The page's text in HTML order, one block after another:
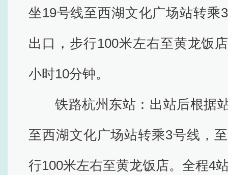
坐19号线至西湖文化广场站转乘
出口，步行100米左右至黄龙饭
小时10分钟。
铁路杭州东站：出站后根据
至西湖文化广场站转乘3号线，
行100米左右至黄龙饭店。全程4